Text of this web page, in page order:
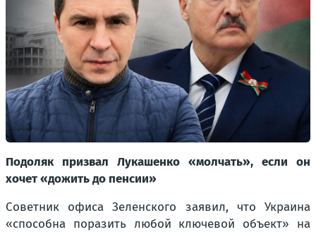
Подоляк призвал Лукашенко «молчать», если он
хочет «дожить до пенсии»
Советник офиса Зеленского заявил, что Украина
«способна поразить любой ключевой объект» на